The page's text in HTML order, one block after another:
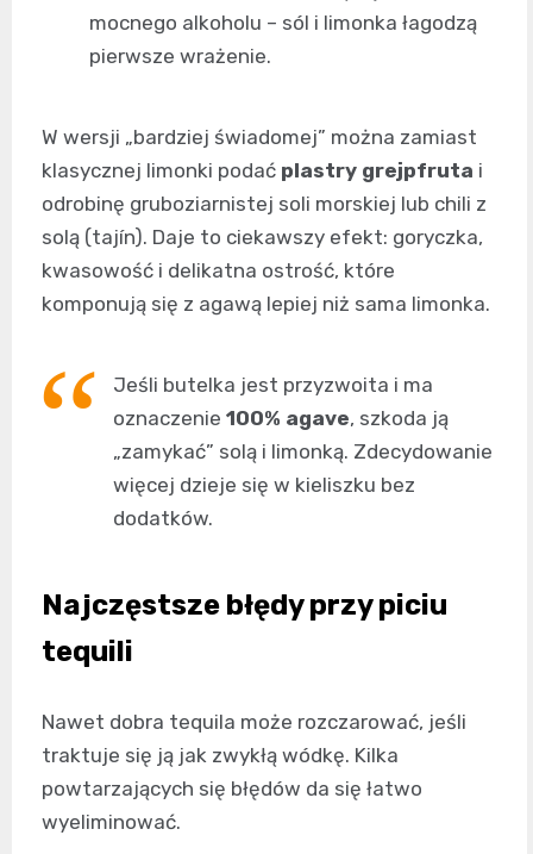
mocnego alkoholu – sól i limonka łagodzą
pierwsze wrażenie.
W wersji „bardziej świadomej” można zamiast
klasycznej limonki podać plastry grejpfruta i
odrobinę gruboziarnistej soli morskiej lub chili z
solą (tajín). Daje to ciekawszy efekt: goryczka,
kwasowość i delikatna ostrość, które
komponują się z agawą lepiej niż sama limonka.
Jeśli butelka jest przyzwoita i ma
oznaczenie 100% agave, szkoda ją
„zamykać” solą i limonką. Zdecydowanie
więcej dzieje się w kieliszku bez
dodatków.
Najczęstsze błędy przy piciu
tequili
Nawet dobra tequila może rozczarować, jeśli
traktuje się ją jak zwykłą wódkę. Kilka
powtarzających się błędów da się łatwo
wyeliminować.